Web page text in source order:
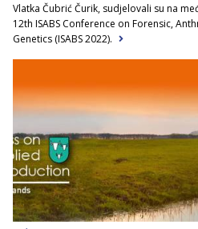
Vlatka Čubrić Čurik, sudjelovali su na
12th ISABS Conference on Forensic,
Genetics (ISABS 2022).